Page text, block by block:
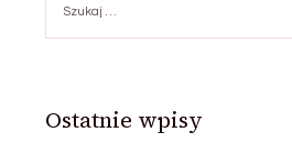
Ostatnie wpisy